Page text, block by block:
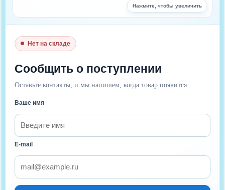
Нажмите, чтобы увеличить
Нет на складе
Сообщить о поступлении
Оставьте контакты, и мы напишем, когда товар появится.
Ваше имя
E-mail